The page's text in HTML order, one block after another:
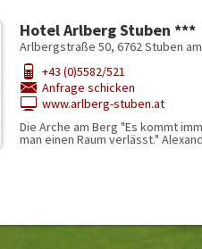
Behaglichkeit aus, die
Hotel Arlberg Stuben ***
Arlbergstraße 50, 6762 Stuben
+43 (0)5582/521
Anfrage schicken
www.arlberg-stuben.at
Die Arche am Berg "Es kommt
man einen Raum verlässt."